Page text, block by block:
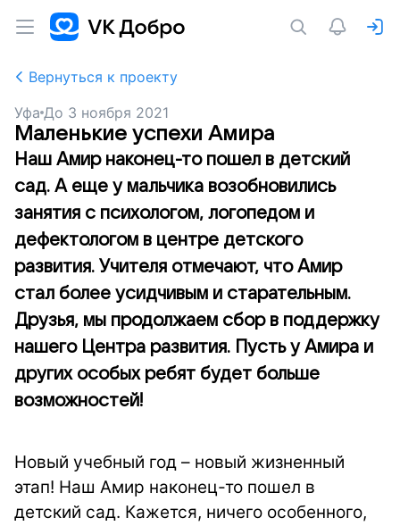
Вернуться к проекту
Уфа До 3 ноября 2021
Маленькие успехи Амира
Наш Амир наконец-то пошел в детский
сад. А еще у мальчика возобновились
занятия с психологом, логопедом и
дефектологом в центре детского
развития. Учителя отмечают, что Амир
стал более усидчивым и старательным.
Друзья, мы продолжаем сбор в поддержку
нашего Центра развития. Пусть у Амира и
других особых ребят будет больше
возможностей!
Новый учебный год – новый жизненный
этап! Наш Амир наконец-то пошел в
детский сад. Кажется, ничего особенного,